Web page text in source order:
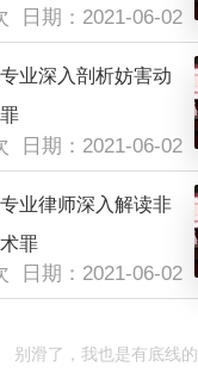
日期：2021-06-02
业深入剖析妨害动
日期：2021-06-02
业律师深入解读非
罪
日期：2021-06-02
别滑了，我也是有底线的